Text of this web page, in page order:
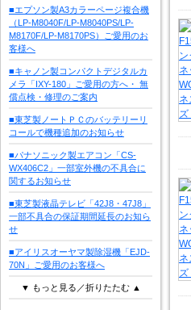
■エプソン製A3カラーページ複合機
（LP-M8040F/LP-M8040PS/LP-
M8170F/LP-M8170PS）ご愛用のお
客様へ
■キャノン製コンパクトデジタルカ
メラ「IXY-180」ご愛用の方へ・ 無
償点検・修理のご案内
■東芝製ノートＰＣのバッテリーリ
コールで機種追加のお知らせ
■パナソニック製エアコン「CS-
WX406C2」一部室外機の不具合に
関するお知らせ
■東芝製液晶テレビ「42J8・47J8」
一部不具合の保証期間延長のお知ら
せ
■アイリスオーヤマ製除湿機「EJD-
70N」ご愛用のお客様へ
▼ もっと見る／折りたたむ ▲